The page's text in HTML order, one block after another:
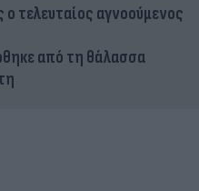
τελευταίος αγνοούμενος
από τη θάλασσα